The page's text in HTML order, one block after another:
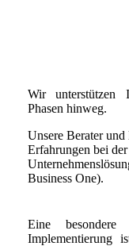
Wir unterstützen
Phasen hinweg.
Unsere Berater
Erfahrungen bei
Business One).
Eine
Implementierung